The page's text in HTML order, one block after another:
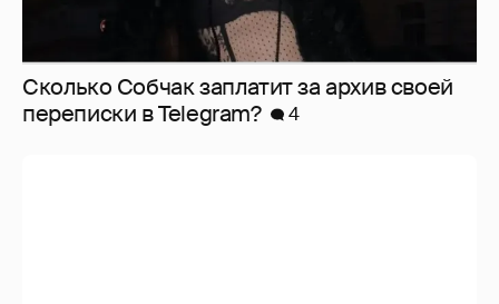
Сколько Собчак заплатит за архив своей
перeписки в Telegram?
4